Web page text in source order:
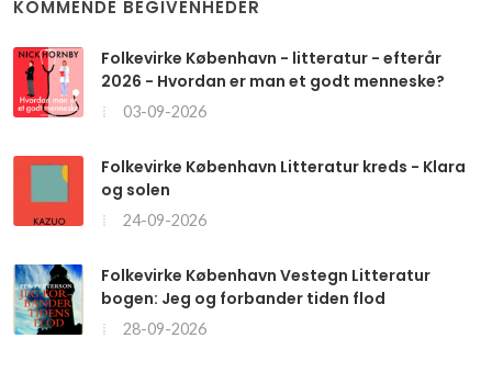
KOMMENDE BEGIVENHEDER
Folkevirke København - litteratur - efterår
2026 - Hvordan er man et godt menneske?
03-09-2026
Folkevirke København Litteratur kreds - Klara
og solen
24-09-2026
Folkevirke København Vestegn Litteratur
bogen: Jeg og forbander tiden flod
28-09-2026